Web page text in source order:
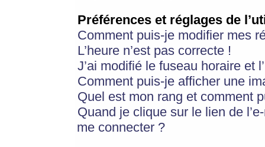
Préférences et réglages de
Comment puis-je modifier mes
L’heure n’est pas correcte !
J’ai modifié le fuseau horaire et
Comment puis-je afficher une
Quel est mon rang et comment
Quand je clique sur le lien de
me connecter ?